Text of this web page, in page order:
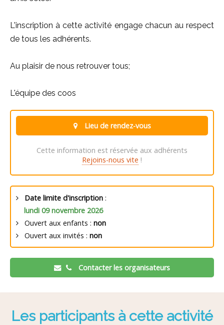
L'inscription à cette activité engage chacun au respect
de tous les adhérents.
Au plaisir de nous retrouver tous;
L'équipe des coos
Lieu de rendez-vous
Cette information est réservée aux adhérents
Rejoins-nous vite !
Date limite d'inscription :
lundi 09 novembre 2026
Ouvert aux enfants : non
Ouvert aux invités : non
Contacter les organisateurs
Les participants à cette activité